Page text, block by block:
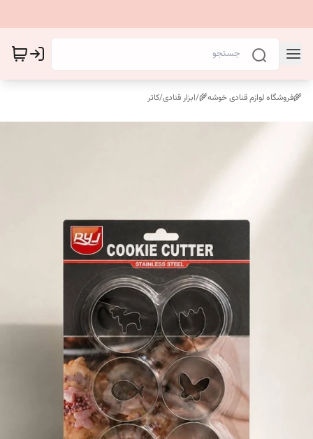
🌾فروشگاه لوازم قنادی خوشه🌾/ابزار قنادی/کاتر